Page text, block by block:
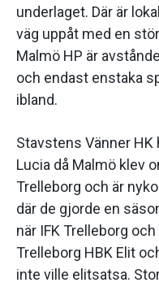
underlaget. Där är
väg uppåt med en
Malmö HP är
och endast enstaka
ibland.
Stavstens Vänner HK
Lucia då Malmö klev
Trelleborg och är
där de gjorde en
när IFK Trelleborg
Trelleborg HBK Elit
inte ville elitsatsa.